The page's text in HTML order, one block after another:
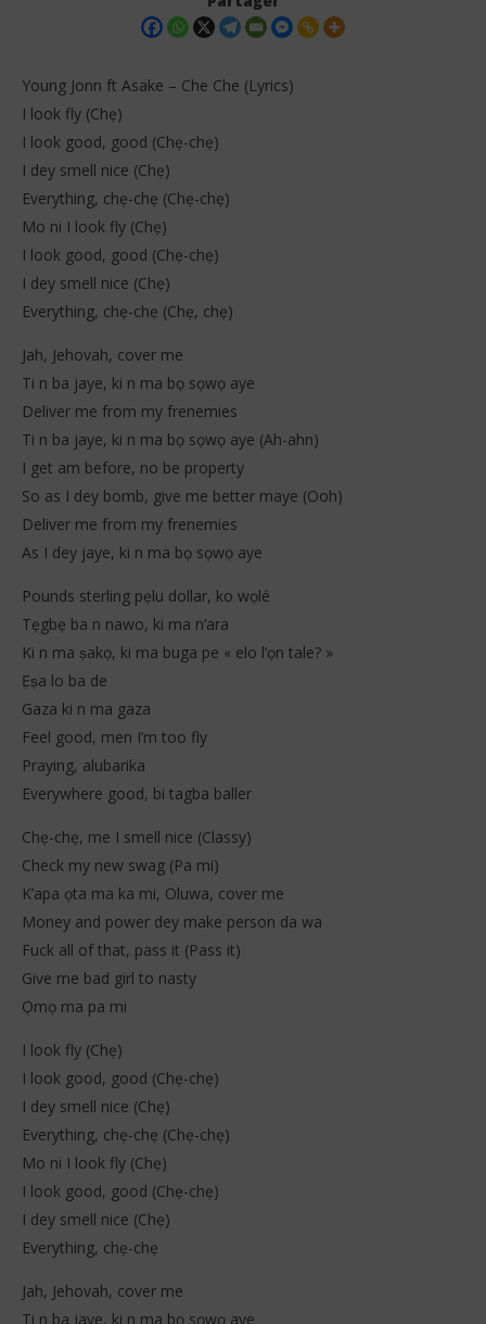
NOW VIEWING
Young Jonn ft Asake – Che Che (Lyrics)
décembre
2025
Stone
Young Jonn ft Asake – Che Che (Lyrics)
I look fly (Chẹ)
I look good, good (Chẹ-chẹ)
I dey smell nice (Chẹ)
Everything, chẹ-chẹ (Chẹ-chẹ)
Mo ni I look fly (Chẹ)
I look good, good (Chẹ-chẹ)
I dey smell nice (Chẹ)
Everything, chẹ-chẹ (Chẹ, chẹ)
Jah, Jehovah, cover me
Ti n ba jaye, ki n ma bọ sọwọ aye
Deliver me from my frenemies
Ti n ba jaye, ki n ma bọ sọwọ aye (Ah-ahn)
I get am before, no be property
So as I dey bomb, give me better maye (Ooh)
Deliver me from my frenemies
As I dey jaye, ki n ma bọ sọwọ aye
Pounds sterling pẹlu dollar, ko wọlé
Tẹgbẹ ba n nawo, ki ma n’ara
Ki n ma ṣakọ, ki ma buga pe « elo l’ọn tale? »
Ẹṣa lo ba de
Gaza ki n ma gaza
Feel good, men I’m too fly
Praying, alubarika
Everywhere good, bi tagba baller
Chẹ-chẹ, me I smell nice (Classy)
Check my new swag (Pa mi)
K’apa ọta ma ka mi, Oluwa, cover me
Money and power dey make person da wa
Fuck all of that, pass it (Pass it)
Give me bad girl to nasty
Ọmọ ma pa mi
I look fly (Chẹ)
I look good, good (Chẹ-chẹ)
I dey smell nice (Chẹ)
Everything, chẹ-chẹ (Chẹ-chẹ)
Mo ni I look fly (Chẹ)
I look good, good (Chẹ-chẹ)
I dey smell nice (Chẹ)
Everything, chẹ-chẹ
Jah, Jehovah, cover me
Ti n ba jaye, ki n ma bọ sọwọ aye